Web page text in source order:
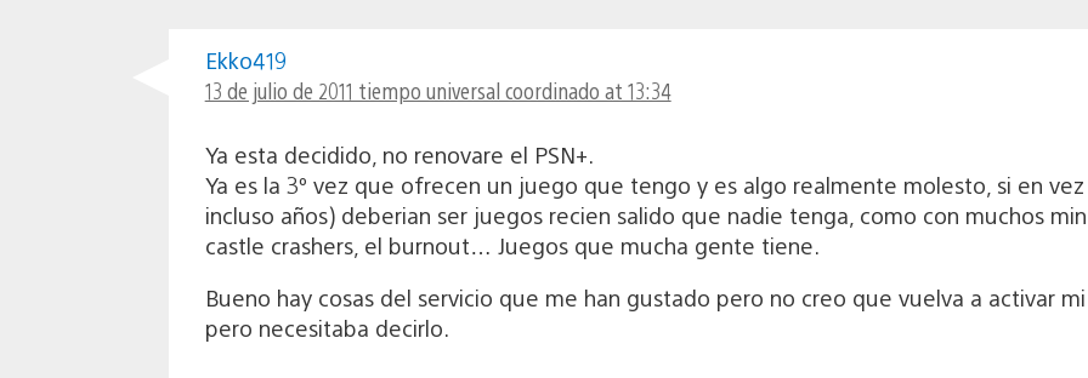
Ekko419
13 de julio de 2011 tiempo universal coordinado at 13:34
Ya esta decidido, no renovare el PSN+.
Ya es la 3º vez que ofrecen un juego que tengo y es algo realmente molesto, si en
incluso años) deberian ser juegos recien salido que nadie tenga, como con muchos
castle crashers, el burnout… Juegos que mucha gente tiene.
Bueno hay cosas del servicio que me han gustado pero no creo que vuelva a activar
pero necesitaba decirlo.